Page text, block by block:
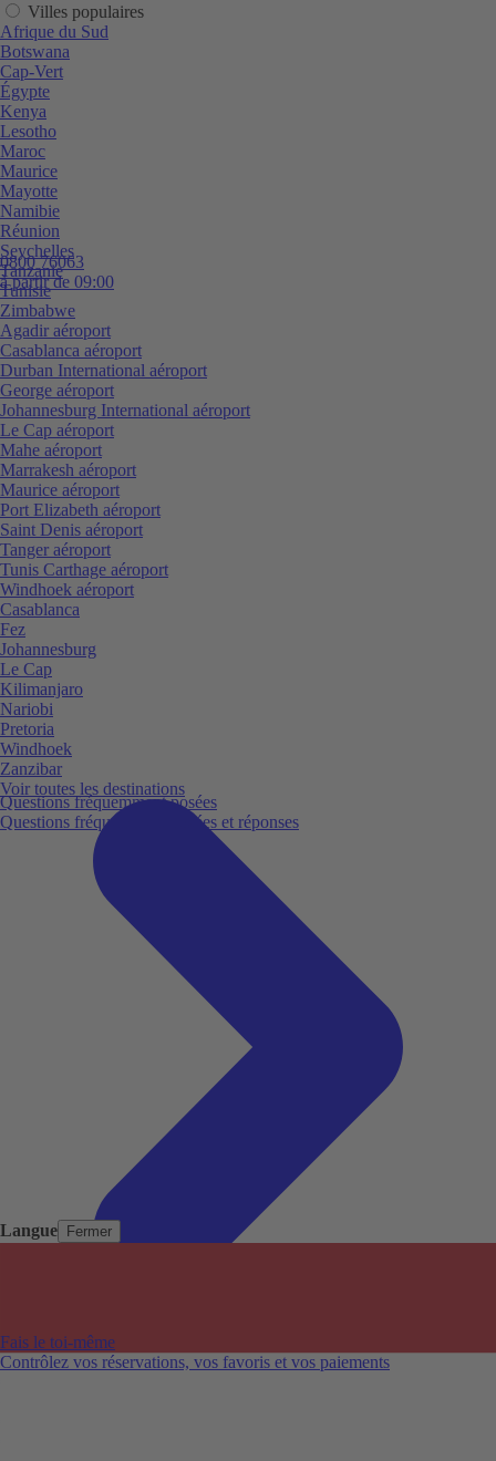
Langue Fermer
0800 76063
à partir de 09:00
Questions fréquemment posées
Questions fréquemment posées et réponses
Fais le toi-même
Contrôlez vos réservations, vos favoris et vos paiements
Villes populaires
Afrique du Sud
Botswana
Cap-Vert
Égypte
Kenya
Lesotho
Maroc
Maurice
Mayotte
Namibie
Réunion
Seychelles
Tanzanie
Tunisie
Zimbabwe
Agadir aéroport
Casablanca aéroport
Durban International aéroport
George aéroport
Johannesburg International aéroport
Le Cap aéroport
Mahe aéroport
Marrakesh aéroport
Maurice aéroport
Port Elizabeth aéroport
Saint Denis aéroport
Tanger aéroport
Tunis Carthage aéroport
Windhoek aéroport
Casablanca
Fez
Johannesburg
Le Cap
Kilimanjaro
Nariobi
Pretoria
Windhoek
Zanzibar
Voir toutes les destinations
Aéroports populaires
Villes populaires
Australie